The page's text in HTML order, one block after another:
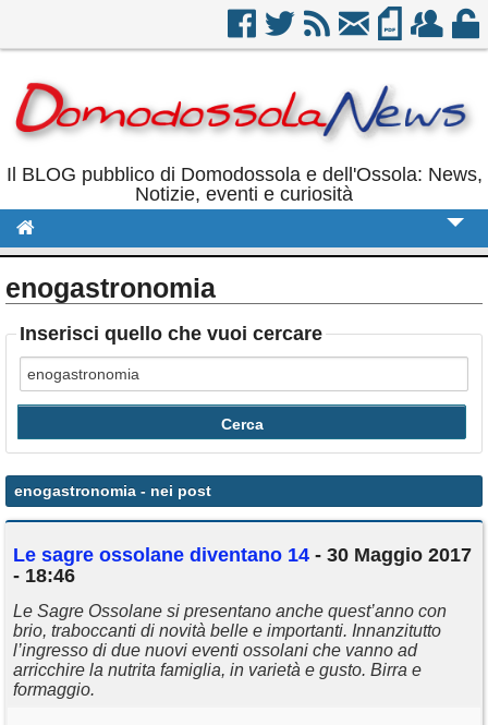
Il BLOG pubblico di Domodossola e dell'Ossola: News,
Notizie, eventi e curiosità
Politica
Eventi
Calendario
Annunci
enogastronomia
Inserisci quello che vuoi cercare
enogastronomia - nei post
Le sagre ossolane diventano 14 - 30 Maggio 2017
- 18:46
Le Sagre Ossolane si presentano anche quest’anno con
brio, traboccanti di novità belle e importanti. Innanzitutto
l’ingresso di due nuovi eventi ossolani che vanno ad
arricchire la nutrita famiglia, in varietà e gusto. Birra e
formaggio.